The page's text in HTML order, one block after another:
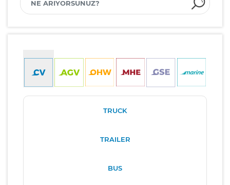
TRUCK
TRAILER
BUS